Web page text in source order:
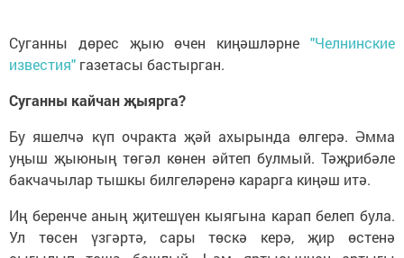
Суганны дөрес җыю өчен киңәшләрне "Челнинские
известия" газетасы бастырган.
Суганны кайчан җыярга?
Бу яшелчә күп очракта җәй ахырында өлгерә. Әмма
уңыш җыюның төгәл көнен әйтеп булмый. Тәҗрибәле
бакчачылар тышкы билгеләренә карарга киңәш итә.
Иң беренче аның җитешүен кыягына карап белеп була.
Ул төсен үзгәртә, сары төскә керә, җир өстенә